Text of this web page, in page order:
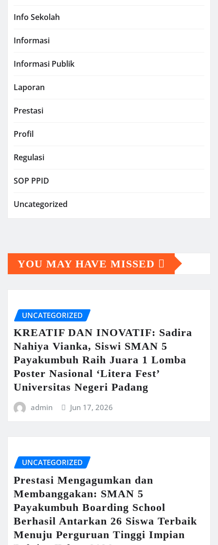
Info Sekolah
Informasi
Informasi Publik
Laporan
Prestasi
Profil
Regulasi
SOP PPID
Uncategorized
YOU MAY HAVE MISSED
UNCATEGORIZED
KREATIF DAN INOVATIF: Sadira
Nahiya Vianka, Siswi SMAN 5
Payakumbuh Raih Juara 1 Lomba
Poster Nasional ‘Litera Fest’
Universitas Negeri Padang
admin Jun 17, 2026
UNCATEGORIZED
Prestasi Mengagumkan dan
Membanggakan: SMAN 5
Payakumbuh Boarding School
Berhasil Antarkan 26 Siswa Terbaik
Menuju Perguruan Tinggi Impian